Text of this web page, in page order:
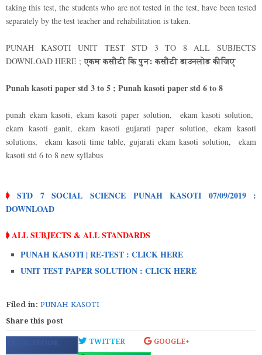
taking this test, the students who are not tested in the test, have been tested
separately by the test teacher and rehabilitation is taken.
PUNAH KASOTI UNIT TEST STD 3 TO 8 ALL SUBJECTS
DOWNLOAD HERE ;एकम कसौटी कि पुनः कसौटी डाउनलोड कीजिए
Punah kasoti paper std 3 to 5 ; Punah kasoti paper std 6 to 8
punah ekam kasoti, ekam kasoti paper solution, ekam kasoti solution,
ekam kasoti ganit, ekam kasoti gujarati paper solution, ekam kasoti
solutions, ekam kasoti time table, gujarati ekam kasoti solution, ekam
kasoti std 6 to 8 new syllabus
➧STD 7 SOCIAL SCIENCE PUNAH KASOTI 07/09/2019 :
DOWNLOAD
➧ ALL SUBJECTS & ALL STANDARDS
PUNAH KASOTI | RE-TEST : CLICK HERE
UNIT TEST PAPER SOLUTION : CLICK HERE
Filed in: PUNAH KASOTI
Share this post
FACEBOOK TWITTER
GOOGLE+